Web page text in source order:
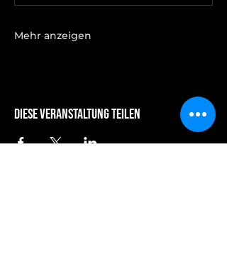
Mehr anzeigen
Diese Veranstaltung teilen